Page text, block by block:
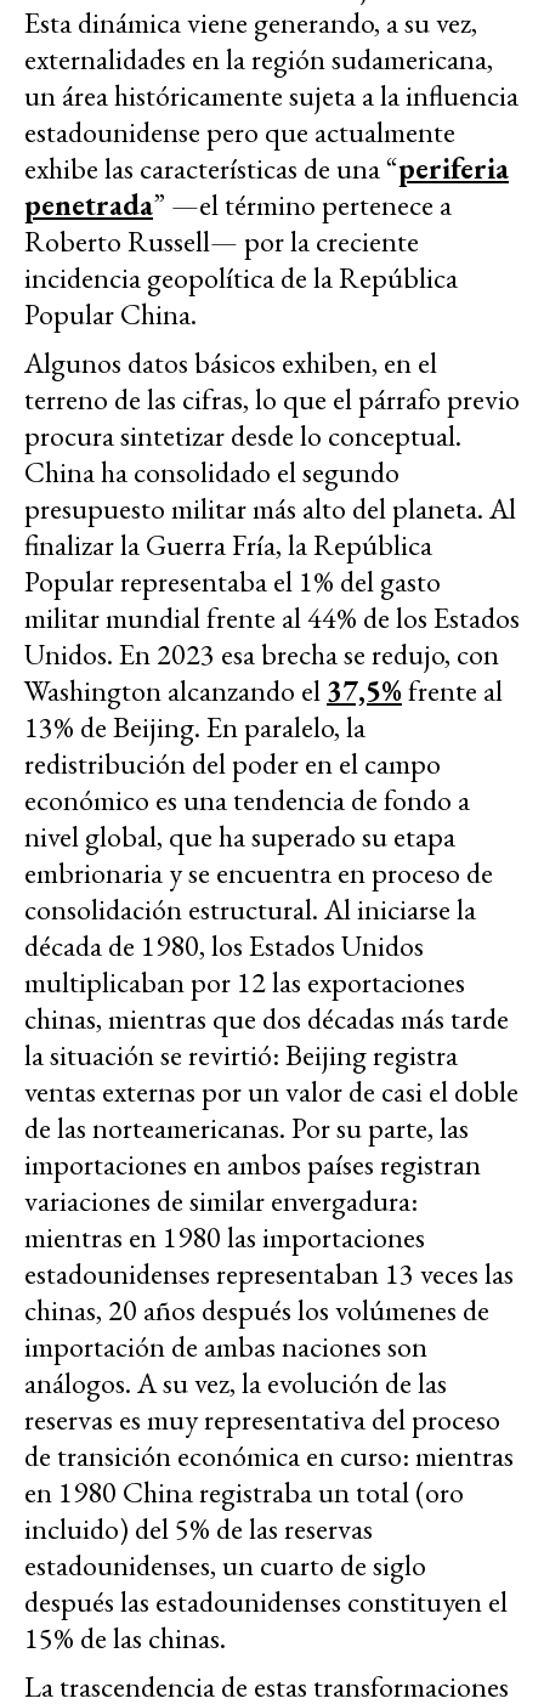
Esta dinámica viene generando, a su vez,
externalidades en la región sudamericana,
un área históricamente sujeta a la influencia
estadounidense pero que actualmente
exhibe las características de una “periferia
penetrada” —el término pertenece a
Roberto Russell— por la creciente
incidencia geopolítica de la República
Popular China.
Algunos datos básicos exhiben, en el
terreno de las cifras, lo que el párrafo previo
procura sintetizar desde lo conceptual.
China ha consolidado el segundo
presupuesto militar más alto del planeta. Al
finalizar la Guerra Fría, la República
Popular representaba el 1% del gasto
militar mundial frente al 44% de los Estados
Unidos. En 2023 esa brecha se redujo, con
Washington alcanzando el37,5%frente al
13% de Beijing. En paralelo, la
redistribución del poder en el campo
económico es una tendencia de fondo a
nivel global, que ha superado su etapa
embrionaria y se encuentra en proceso de
consolidación estructural. Al iniciarse la
década de 1980, los Estados Unidos
multiplicaban por 12 las exportaciones
chinas, mientras que dos décadas más tarde
la situación se revirtió: Beijing registra
ventas externas por un valor de casi el doble
de las norteamericanas. Por su parte, las
importaciones en ambos países registran
variaciones de similar envergadura:
mientras en 1980 las importaciones
estadounidenses representaban 13 veces las
chinas, 20 años después los volúmenes de
importación de ambas naciones son
análogos. A su vez, la evolución de las
reservas es muy representativa del proceso
de transición económica en curso: mientras
en 1980 China registraba un total (oro
incluido) del 5% de las reservas
estadounidenses, un cuarto de siglo
después las estadounidenses constituyen el
15% de las chinas.
La trascendencia de estas transformaciones